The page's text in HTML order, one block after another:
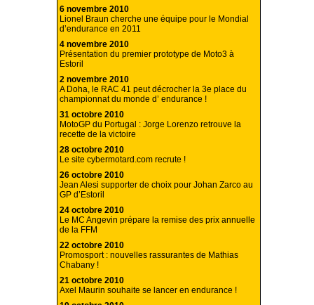
6 novembre 2010
Lionel Braun cherche une équipe pour le Mondial
d’endurance en 2011
4 novembre 2010
Présentation du premier prototype de Moto3 à
Estoril
2 novembre 2010
A Doha, le RAC 41 peut décrocher la 3e place du
championnat du monde d’ endurance !
31 octobre 2010
MotoGP du Portugal : Jorge Lorenzo retrouve la
recette de la victoire
28 octobre 2010
Le site cybermotard.com recrute !
26 octobre 2010
Jean Alesi supporter de choix pour Johan Zarco au
GP d’Estoril
24 octobre 2010
Le MC Angevin prépare la remise des prix annuelle
de la FFM
22 octobre 2010
Promosport : nouvelles rassurantes de Mathias
Chabany !
21 octobre 2010
Axel Maurin souhaite se lancer en endurance !